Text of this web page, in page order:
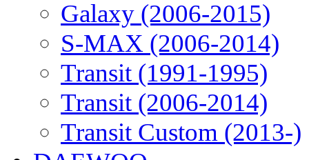
Galaxy (2006-2015)
S-MAX (2006-2014)
Transit (1991-1995)
Transit (2006-2014)
Transit Custom (2013-)